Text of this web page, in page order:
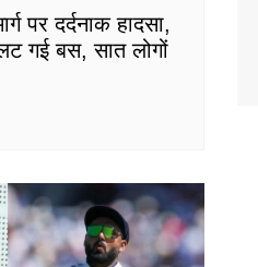
पर दर्दनाक हादसा,
गई बस, सात लोगों